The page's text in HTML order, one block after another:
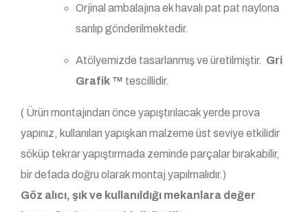
Orjinal ambalajına ek havalı pat pat naylona
sarılıp gönderilmektedir.
Atölyemizde tasarlanmış ve üretilmiştir. Gri
Grafik ™ tescillidir.
( Ürün montajından önce yapıştırılacak yerde prova
yapınız, kullanılan yapışkan malzeme üst seviye etkilidir
söküp tekrar yapıştırmada zeminde parçalar bırakabilir,
bir defada doğru olarak montaj yapılmalıdır.)
Göz alıcı, şık ve kullanıldığı mekanlara değer